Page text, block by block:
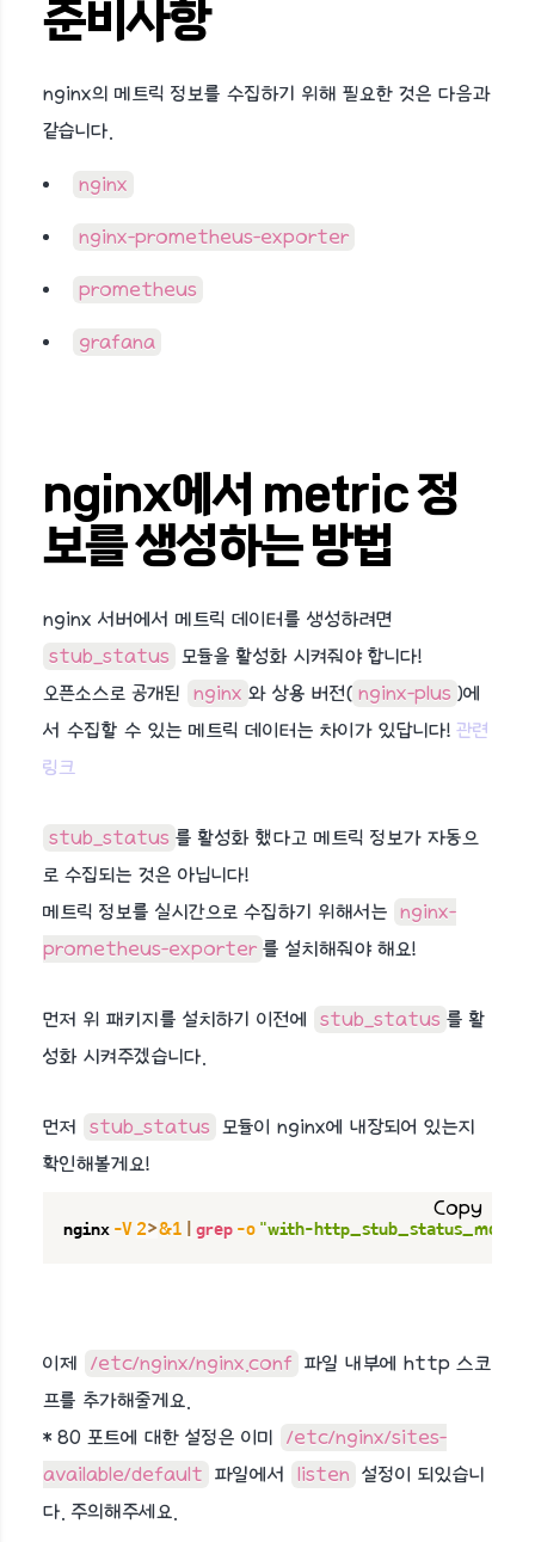
준비사항
nginx의 메트릭 정보를 수집하기 위해 필요한 것은 다음과
같습니다.
nginx
nginx-prometheus-exporter
prometheus
grafana
nginx에서 metric 정
보를 생성하는 방법
nginx 서버에서 메트릭 데이터를 생성하려면
stub_status
모듈을 활성화 시켜줘야 합니다!
오픈소스로 공개된
nginx 와 상용 버전( nginx-plus )에
서 수집할 수 있는 메트릭 데이터는 차이가 있답니다! 관련
링크
stub_status 를 활성화 했다고 메트릭 정보가 자동으
로 수집되는 것은 아닙니다!
메트릭 정보를 실시간으로 수집하기 위해서는 nginx-
prometheus-exporter 를 설치해줘야 해요!
먼저 위 패키지를 설치하기 이전에 stub_status 를 활
성화 시켜주겠습니다.
먼저 stub_status
모듈이 nginx에 내장되어 있는지
확인해볼게요!
nginx -V 2>&1 grep -o "with-
Copy
이제 /etc/nginx/nginx.conf 파일 내부에 http 스코
프를 추가해줄게요.
* 80 포트에 대한 설정은 이미
/etc/nginx/sites-
available/default 파일에서 listen 설정이 되있습니
다. 주의해주세요.